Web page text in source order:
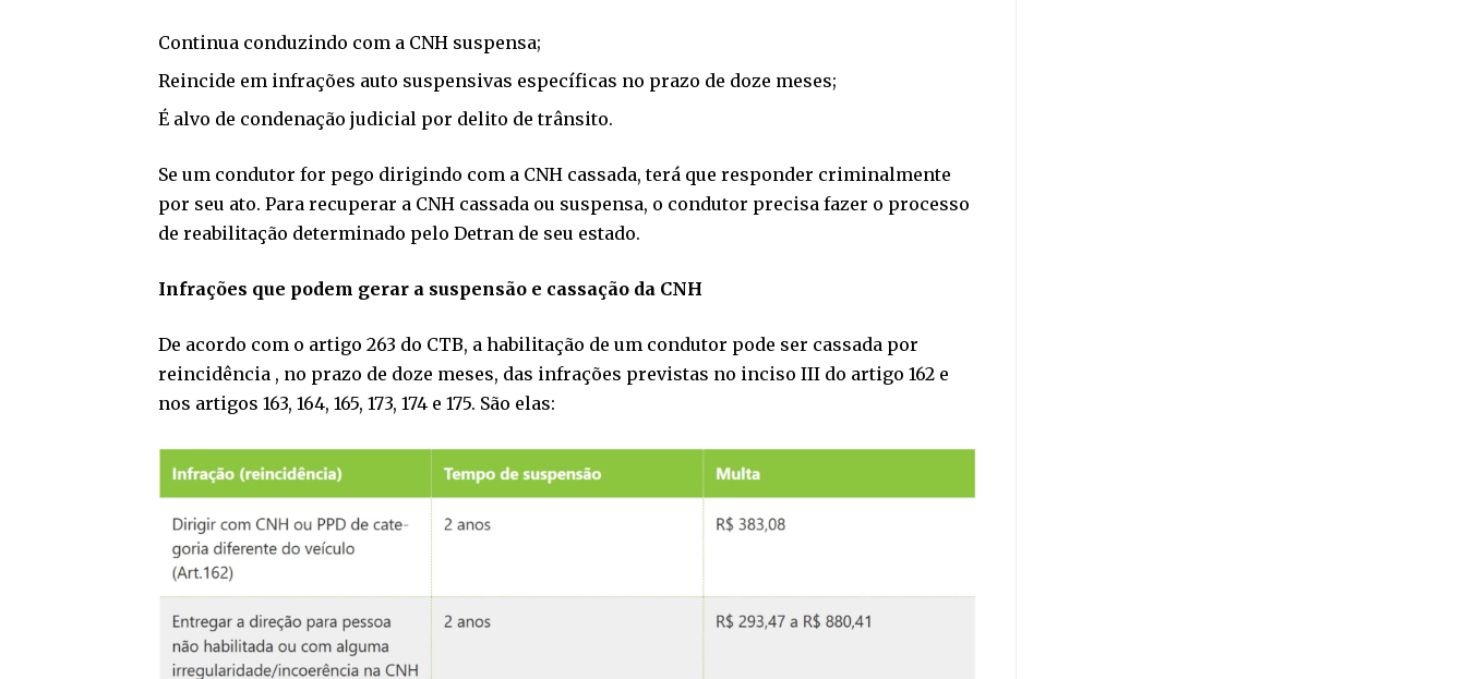
Continua conduzindo com a CNH suspensa;
Reincide em infrações auto suspensivas específicas no prazo de doze meses;
É alvo de condenação judicial por delito de trânsito.
Se um condutor for pego dirigindo com a CNH cassada, terá que responder criminalmente
por seu ato. Para recuperar a CNH cassada ou suspensa, o condutor precisa fazer o processo
de reabilitação determinado pelo Detran de seu estado.
Infrações que podem gerar a suspensão e cassação da CNH
De acordo com o artigo 263 do CTB, a habilitação de um condutor pode ser cassada por
reincidência , no prazo de doze meses, das infrações previstas no inciso III do artigo 162 e
nos artigos 163, 164, 165, 173, 174 e 175. São elas: